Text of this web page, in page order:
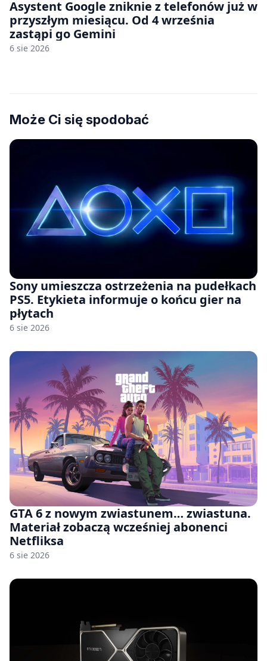
Asystent Google zniknie z telefonów już w
przyszłym miesiącu. Od 4 września
zastąpi go Gemini
6 sie 2026
Może Ci się spodobać
Sony umieszcza ostrzeżenia na pudełkach
PS5. Etykieta informuje o końcu gier na
płytach
6 sie 2026
GTA 6 z nowym zwiastunem… zwiastuna.
Materiał zobaczą wcześniej abonenci
Netfliksa
6 sie 2026